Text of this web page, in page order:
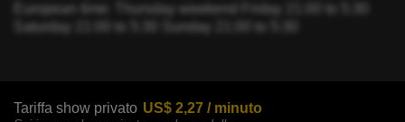
European time: Thursday weekend Friday 21:00 to 5:30
Saturday 21:00 to 5:30 Sunday 21:00 to 5:30
Tariffa show privato US$ 2,27 / minuto